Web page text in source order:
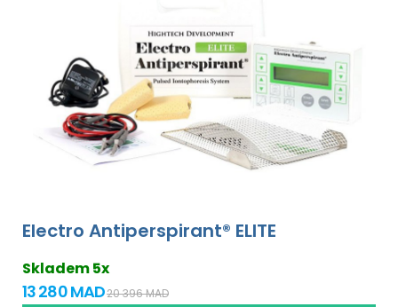
Electro Antiperspirant® ELITE
Skladem 5x
13 280 MAD20 396 MAD